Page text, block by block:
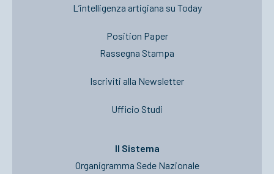
L’intelligenza artigiana su Today
Position Paper
Rassegna Stampa
Iscriviti alla Newsletter
Ufficio Studi
Il Sistema
Organigramma Sede Nazionale